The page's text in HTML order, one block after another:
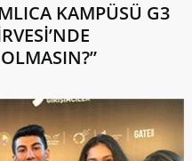
KAMPÜSÜ G3